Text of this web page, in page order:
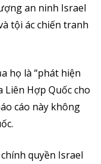
an ninh Israel
tội ác chiến tranh
họ là “phát hiện
Liên Hợp Quốc cho
cáo này không
quyền Israel